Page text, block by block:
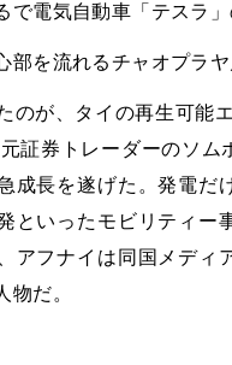
で電気自動車「テスラ」
部を流れるチャオプラ
のが、タイの再生可能
証券トレーダーのソ
成長を遂げた。発電だ
といったモビリティー
アフナイは同国メディ
物だ。